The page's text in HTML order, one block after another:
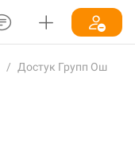
/ Достук Групп Ош